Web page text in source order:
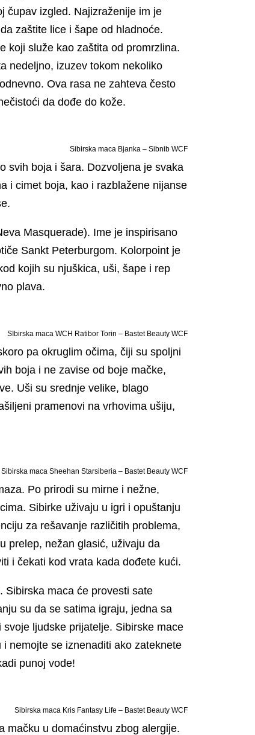
čupav izgled. Najizraženije im je
zaštite lice i šape od hladnoće.
koji služe kao zaštita od promrzlina.
nedeljno, izuzev tokom nekoliko
Ova rasa ne zahteva često
da dođe do kože.
Sibirska maca Bjanka – Sibnib WCF
svih boja i šara. Dozvoljena je svaka
i cimet boja, kao i razblažene nijanse
Masquerade). Ime je inspirisano
Sankt Peterburgom. Kolorpoint je
kojih su njuškica, uši, šape i rep
plava.
SIbirska maca WCH Ratibor Torin – Bastet Beauty WCF
pa okruglim očima, čiji su spoljni
boja i ne zavise od boje mačke,
Uši su srednje velike, blago
pramenovi na vrhovima ušiju,
Sibirska maca Sheehan Starsiberia – Bastet Beauty WCF
Po prirodi su mirne i nežne,
Sibirke uživaju u igri i opuštanju
za rešavanje različitih problema,
prelep, nežan glasić, uživaju da
i čekati kod vrata kada dođete kući.
Sibirska maca će provesti sate
su da se satima igraju, jedna sa
ljudske prijatelje. Sibirske mace
nemojte se iznenaditi ako zateknete
punoj vode!
Sibirska maca Kris Fantasy Life – Bastet Beauty WCF
mačku u domaćinstvu zbog alergije.